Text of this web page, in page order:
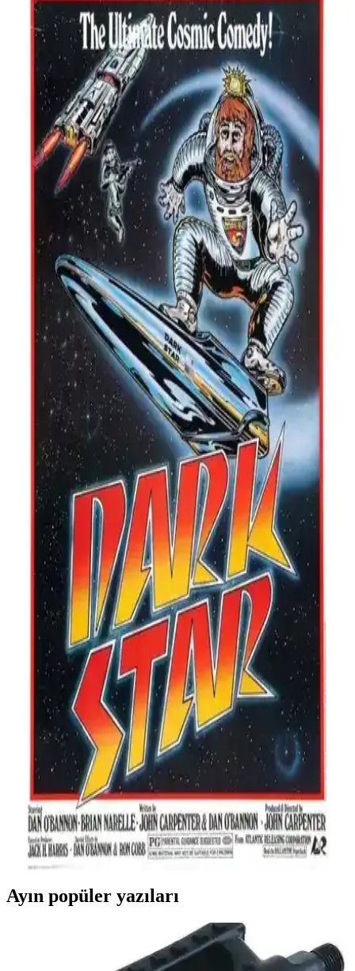
Getirmek Yasaktır ve Edebiyat Sokağı Setleri
İki farklı retro ahşap poster ürününü karşılaştırıyoruz. Dışarıdan stres
getirmek yasaktır yazılı poster ve edebiyat temalı setler, kalite ve
kullanım açısından detaylı analizlerle ev dekorasyonunuza yeni bir
soluk getiriyor.
Softclass Kitchen 9 Parça Set: Modern Ahşap
Mutfak Dekorasyonu ve Fonksiyonellik
Softclass Kitchen 9 Parça seti, doğal ahşap malzeme ve modern
tasarımıyla mutfağınıza şıklık ve fonksiyonellik sunar. Siyah renk ve
kuş figürlü dekorla sıcak bir atmosfer yaratır.
Hediyeler Kapında ve Malikü’l Mülk Kanvas
Tabloların Detaylı Karşılaştırması
İki farklı kanvas tabloyu karşılaştırıyoruz: Hediyeler Kapında ve
Malikü’l Mülk. Kalite, malzeme, dayanıklılık ve kullanıcı
yorumlarıyla ilgili detaylar, evinizi ve hediye seçeneklerinizi
belirlemenize yardımcı olur.
Ahşap Terek Dekorasyonunda Doğal ve Sıcak
Atmosfer Yaratmanın Yolları
Ahşap terekler, doğal ve sıcak bir ortam yaratmak için ideal,
dayanıklı ve estetik açıdan çeşitli seçenekler sunar. Mekanlara
karakter katarak uzun ömürlü kullanım sağlar.
Fincan Saksı ile Ev Dekorasyonunda Şıklık ve
Fonksiyonellik Sağlayan Yaratıcı Çözümler
Fincan saksılar, küçük ve şık tasarımlarıyla ev dekorasyonunuza
doğal bir dokunuş sağlar. Farklı tarzlara uygun, pratik ve ekonomik
çözümler sunar.
Harikabirev Beyaz Çiçek Modeli: Estetik ve
Dayanıklılık Sunan Modern Duvar Dekoru
Harikabirev Beyaz Çiçek Modeli, estetik görünüm ve
dayanıklılığıyla öne çıkan modern duvar dekoru. Temperli cam ve
metal çerçeve kullanımıyla uzun ömürlü ve şık bir seçenek sunar.
Fidelyo Tasarım Squid Game Posterleri Modern ve
Dayanıklı Ev Dekorasyon Ürünleri
Fidelyo Tasarımın yüksek kaliteli Squid Game temalı posterleri, şık
ve dayanıklı yapısıyla evinizin atmosferini yeniler, kolay montaj ve
bakım sağlar.
Fidelyo Tasarım Dark Star 1974 Poster: Estetik ve
Dayanıklılık Sunan Duvar Dekoru
Yüksek çözünürlük ve dayanıklı malzemelerle hazırlanan Dark Star
1974 poster, ev ve dış mekanlar için ideal. Estetik ve uzun ömürlü,
kolay uygulamalı bu poster, yaşam alanlarınızı güzelleştirir.
Ayın popüler yazıları